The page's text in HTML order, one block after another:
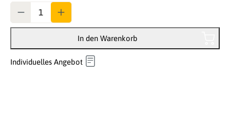
In den Warenkorb
Individuelles Angebot